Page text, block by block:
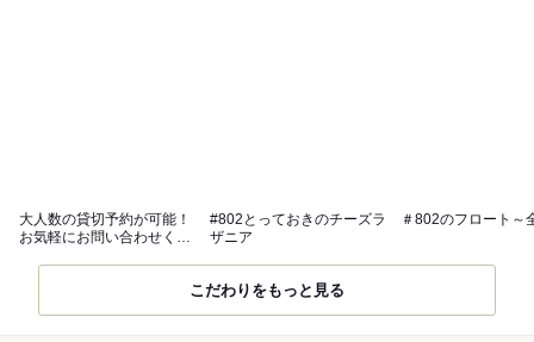
大人数の貸切予約が可能！
お気軽にお問い合わせくだ
#802とっておきのチーズラ
ザニア
＃802のフロート～
こだわりをもっと見る